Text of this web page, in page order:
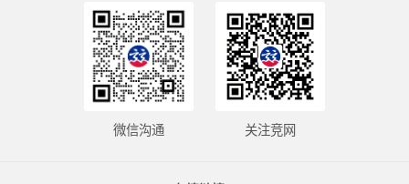
微信沟通 关注竞网